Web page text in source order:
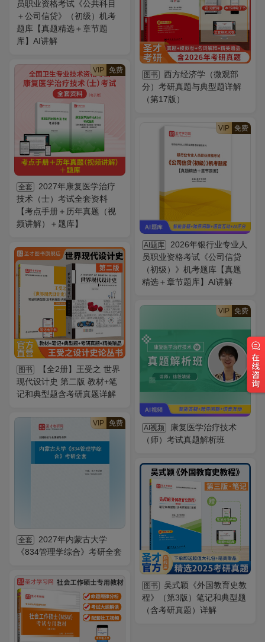
员职业资格考试《公共科目
＋公司信贷》（初级）机考
题库【真题精选＋章节题
库】AI讲解
图书
西方经济学（微观部
分）考研真题与典型题详解
（第17版）
VIP 免费
全套
2027年康复医学治疗
技术（士）考试全套资料
【考点手册＋历年真题（视
频讲解）＋题库】
VIP 免费
AI题库
2026年银行业专业人
员职业资格考试《公司信贷
（初级）》机考题库【真题
精选＋章节题库】AI讲解
图书
【全2册】王受之 世界
现代设计史 第二版 教材+笔
记和典型题含考研真题详解
VIP 免费
AI视频
康复医学治疗技术
（师）考试真题解析班
VIP 免费
全套
2027年内蒙古大学
《834管理学综合》考研全套
图书
吴式颖《外国教育史教
程》（第3版）笔记和典型题
（含考研真题）详解